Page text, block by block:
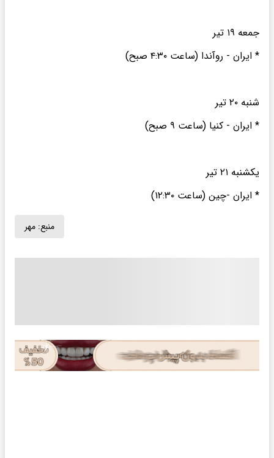
جمعه ۱۹ تیر
* ایران - روآندا (ساعت ۴:۳۰ صبح)
شنبه ۲۰ تیر
* ایران - کنیا (ساعت ۹ صبح)
یکشنبه ۲۱ تیر
* ایران -چین (ساعت ۱۲:۳۰)
منبع: مهر